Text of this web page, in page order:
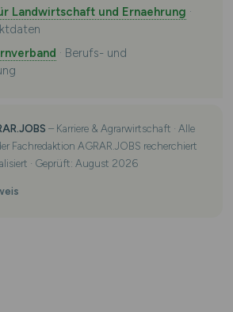
Landwirtschaft und Ernaehrung ·
· Berufs- und
– Karriere & Agrarwirtschaft · Alle
Fachredaktion AGRAR.JOBS recherchiert
· Geprüft: August 2026